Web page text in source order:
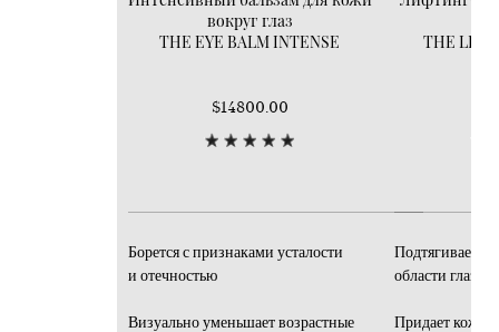
вокруг глаз
THE EYE BALM INTENSE
$14800.00
Борется с признаками усталости
и отечностью
Визуально уменьшает возрастные
THE
Подтягивает
области глаз
Придает коже